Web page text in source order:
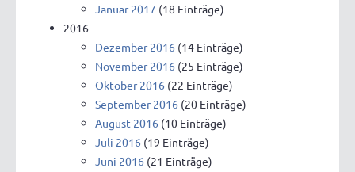
Januar 2017 (18 Einträge)
2016
Dezember 2016 (14 Einträge)
November 2016 (25 Einträge)
Oktober 2016 (22 Einträge)
September 2016 (20 Einträge)
August 2016 (10 Einträge)
Juli 2016 (19 Einträge)
Juni 2016 (21 Einträge)